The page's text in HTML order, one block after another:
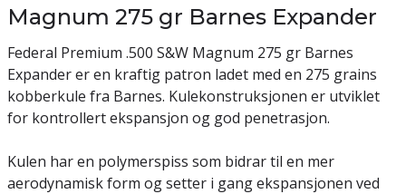
Magnum 275 gr Barnes Expander
Federal Premium .500 S&W Magnum 275 gr Barnes
Expander er en kraftig patron ladet med en 275 grains
kobberkule fra Barnes. Kulekonstruksjonen er utviklet
for kontrollert ekspansjon og god penetrasjon.
Kulen har en polymerspiss som bidrar til en mer
aerodynamisk form og setter i gang ekspansjonen ved